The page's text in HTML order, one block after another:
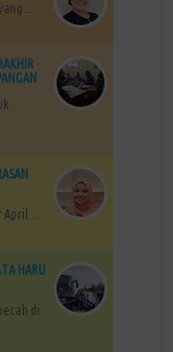
HARU
di